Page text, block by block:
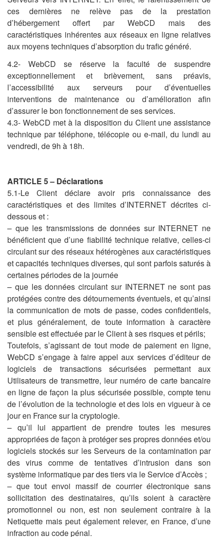
ces dernières ne relève pas de la prestation
d’hébergement offert par WebCD mais des
caractéristiques inhérentes aux réseaux en ligne relatives
aux moyens techniques d’absorption du trafic généré.
4.2- WebCD se réserve la faculté de suspendre
exceptionnellement et brièvement, sans préavis,
l’accessibilité aux serveurs pour d’éventuelles
interventions de maintenance ou d’amélioration afin
d’assurer le bon fonctionnement de ses services.
4.3- WebCD met à la disposition du Client une assistance
technique par téléphone, télécopie ou e-mail, du lundi au
vendredi, de 9h à 18h.
ARTICLE 5 – Déclarations
5.1-Le Client déclare avoir pris connaissance des
caractéristiques et des limites d’INTERNET décrites ci-
dessous et :
– que les transmissions de données sur INTERNET ne
bénéficient que d’une fiabilité technique relative, celles-ci
circulant sur des réseaux hétérogènes aux caractéristiques
et capacités techniques diverses, qui sont parfois saturés à
certaines périodes de la journée
– que les données circulant sur INTERNET ne sont pas
protégées contre des détournements éventuels, et qu’ainsi
la communication de mots de passe, codes confidentiels,
et plus généralement, de toute information à caractère
sensible est effectuée par le Client à ses risques et périls;
Toutefois, s’agissant de tout mode de paiement en ligne,
WebCD s’engage à faire appel aux services d’éditeur de
logiciels de transactions sécurisées permettant aux
Utilisateurs de transmettre, leur numéro de carte bancaire
en ligne de façon la plus sécurisée possible, compte tenu
de l’évolution de la technologie et des lois en vigueur à ce
jour en France sur la cryptologie.
– qu’il lui appartient de prendre toutes les mesures
appropriées de façon à protéger ses propres données et/ou
logiciels stockés sur les Serveurs de la contamination par
des virus comme de tentatives d’intrusion dans son
système informatique par des tiers via le Service d’Accès ;
– que tout envoi massif de courrier électronique sans
sollicitation des destinataires, qu’ils soient à caractère
promotionnel ou non, est non seulement contraire à la
Netiquette mais peut également relever, en France, d’une
infraction au code pénal.